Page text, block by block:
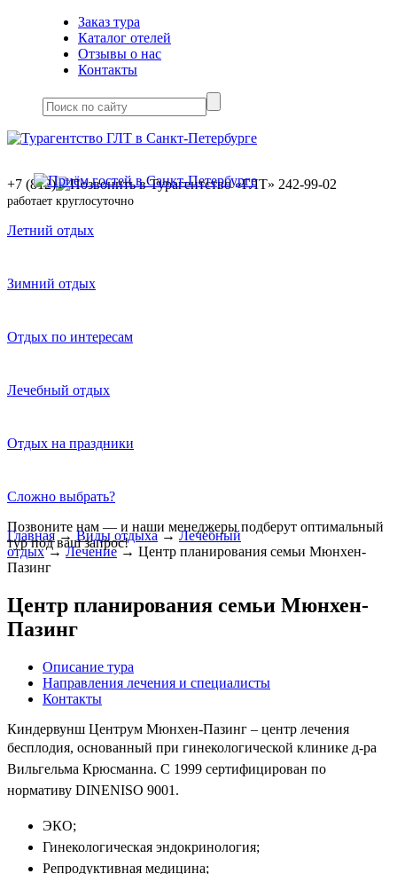
Заказ тура
Каталог отелей
Отзывы о нас
Контакты
+7 (812) 242-99-02
работает круглосуточно
Летний отдых
Зимний отдых
Отдых по интересам
Лечебный отдых
Отдых на праздники
Сложно выбрать?
Позвоните нам — и наши менеджеры подберут оптимальный
тур под ваш запрос!
Главная→ Виды отдыха→Лечебный
отдых→Лечение→ Центр планирования семьи Мюнхен-
Пазинг
Центр планирования семьи Мюнхен-
Пазинг
Описание тура
Направления лечения и специалисты
Контакты
Киндервунш Центрум Мюнхен-Пазинг – центр лечения
бесплодия, основанный при гинекологической клинике д-ра
Вильгельма Крюсманна. С 1999 сертифицирован по
нормативу DINENISO 9001.
ЭКО;
Гинекологическая эндокринология;
Репродуктивная медицина;